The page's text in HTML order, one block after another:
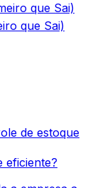
que Sai)
que Sai)
de estoque
eficiente?